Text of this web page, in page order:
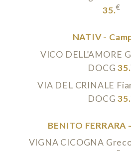
35.€
NATIV -
VICO DELL’AMORE
DOCG35.
VIA DEL CRINALE
DOCG35.
BENITO FERRARA
VIGNA CICOGNA